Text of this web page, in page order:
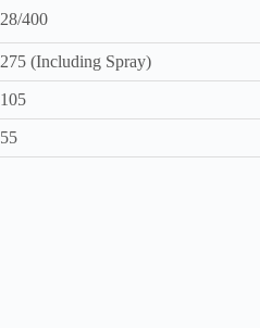
28/400
275 (Including Spray)
105
55